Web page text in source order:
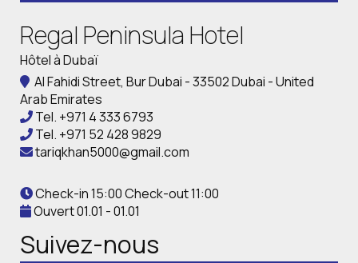
Regal Peninsula Hotel
Hôtel à Dubaï
Al Fahidi Street, Bur Dubai - 33502 Dubai - United
Arab Emirates
Tel. +971 4 333 6793
Tel. +971 52 428 9829
tariqkhan5000@gmail.com
Check-in 15:00 Check-out 11:00
Ouvert 01.01 - 01.01
Suivez-nous